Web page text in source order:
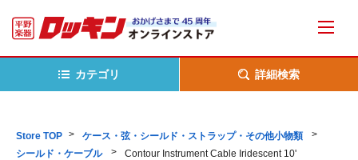
カテゴリ 詳細検索
Store TOP
ケース・弦・シールド・ストラップ・その他小物類
シールド・ケーブル
Contour Instrument Cable Iridescent 10'